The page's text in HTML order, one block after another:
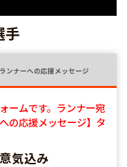
手
ランナーへの応援メッセージ
ームです。ランナー宛
の応援メッセージ】タ
気込み